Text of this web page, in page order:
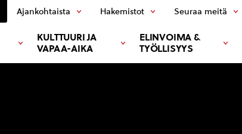
KULTTUURI JA
VAPAA-AIKA
ELINVOIMA &
TYÖLLISYYS
Ajankohtaista Hakemistot Seuraa meitä